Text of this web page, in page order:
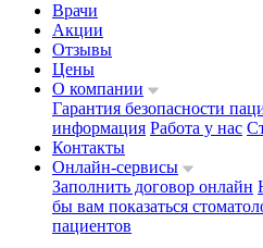
Врачи
Акции
Отзывы
Цены
О компании
Гарантия безопасности
информация Работа у нас
Контакты
Онлайн-сервисы
Заполнить договор онлайн
бы вам показаться
пациентов